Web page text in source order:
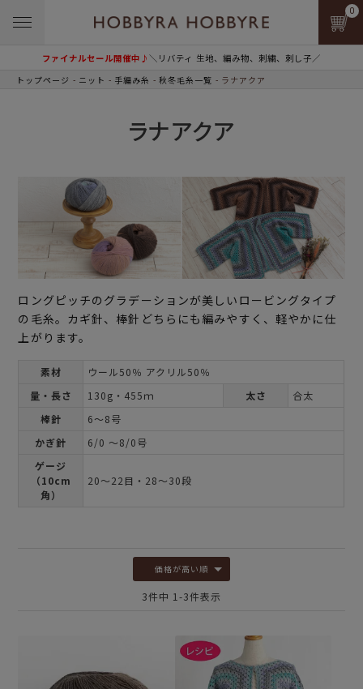
ファイナルセール開催中♪＼リバティ 生地、編み物、刺繍、刺し子／
0
トップページ ニット 手編み糸 秋冬毛糸一覧 ラナアクア
ラナアクア
ロングピッチのグラデーションが美しいロービングタイプ
の毛糸。カギ針、棒針どちらにも編みやすく、軽やかに仕
上がります。
素材
ウール50％ アクリル50％
量・長さ
130g・455ｍ 太さ
合太
棒針
6～8号
かぎ針
6/0 ～8/0号
ゲージ
（10cm
角）
20～22目・28～30段
価格が高い順
3件中 1 -3件表示